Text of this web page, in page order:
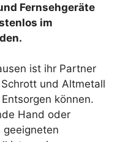
Fernsehgeräte
im
ist ihr Partner
und Altmetall
können.
Hand oder
geeigneten